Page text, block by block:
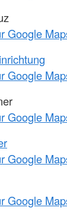
Google
Google
Google
Google
Google